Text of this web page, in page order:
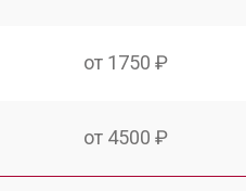
от 1750 ₽
от 4500 ₽